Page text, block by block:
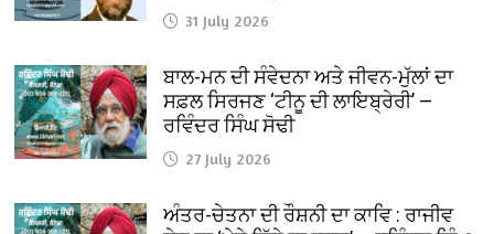
31 July 2026
ਬਾਲ-ਮਨ ਦੀ ਸੰਵੇਦਨਾ ਅਤੇ ਜੀਵਨ-ਮੁੱਲਾਂ ਦਾ
ਸਫ਼ਲ ਸਿਰਜਣ ‘ਟੀਨੂ ਦੀ ਲਾਇਬ੍ਰੇਰੀ’ —
ਰਵਿੰਦਰ ਸਿੰਘ ਸੋਢੀ
27 July 2026
ਅੰਤਰ-ਚੇਤਨਾ ਦੀ ਰੌਸ਼ਨੀ ਦਾ ਕਾਵਿ : ਰਾਜੀਵ